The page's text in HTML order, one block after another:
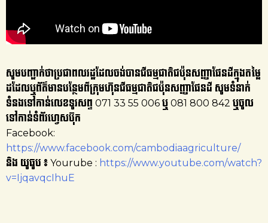
សូមបញ្ជាក់ថាប្រជាពលរដ្ឋដែលចង់បានជីធម្មជាតិជប៉ុនសញ្ញាផែនដីក្នុងតម្លៃ
ដដែលឬព័ត៌មានបន្ថែមពីក្រុមហ៊ុនជីធម្មជាតិជប៉ុនសញ្ញាផែនដី សូមទំនាក់
ទំនងទៅកាន់លេខទូរសព្ទ 071 33 55 006 ឬ 081 800 842 ឬចូល
ទៅកាន់ទំព័រហ្វេសប៊ុក
Facebook:
https://www.facebook.com/cambodiaagriculture/
និង យូធូប ៖ Yourube : https://www.youtube.com/watch?
v=IjqavqcIhuE